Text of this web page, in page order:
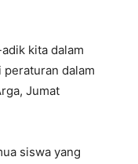
kita dalam
dalam
Jumat
siswa yang